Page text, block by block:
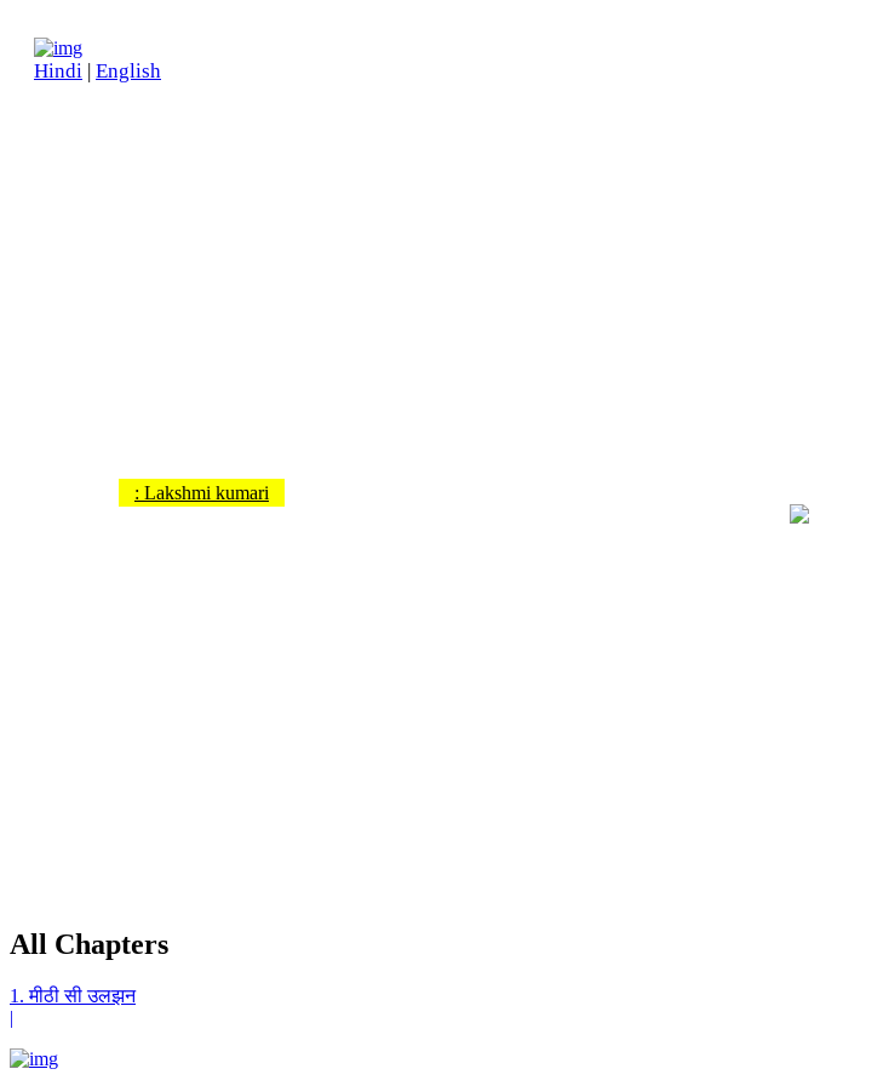
Hindi | English
: Lakshmi kumari
All Chapters
1. मीठी सी उलझन
|